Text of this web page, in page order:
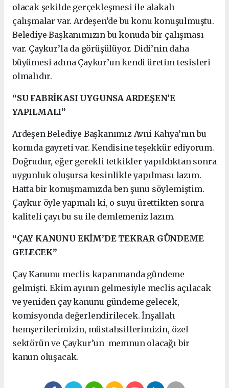
olacak şekilde gerçekleşmesi ile alakalı
çalışmalar var. Ardeşen’de bu konu konuşulmuştu.
Belediye Başkanımızın bu konuda bir çalışması
var. Çaykur’la da görüşülüyor. Didi’nin daha
büyümesi adına Çaykur’un kendi üretim tesisleri
olmalıdır.
“SU FABRİKASI UYGUNSA ARDEŞEN’E
YAPILMALI”
Ardeşen Belediye Başkanımız Avni Kahya’nın bu
konuda gayreti var. Kendisine teşekkür ediyorum.
Doğrudur, eğer gerekli tetkikler yapıldıktan sonra
uygunluk oluşursa kesinlikle yapılması lazım.
Hatta bir konuşmamızda ben şunu söylemiştim.
Çaykur öyle yapmalı ki, o suyu ürettikten sonra
kaliteli çayı bu su ile demlemeniz lazım.
“ÇAY KANUNU EKİM’DE TEKRAR GÜNDEME
GELECEK”
Çay Kanunu meclis kapanmanda gündeme
gelmişti. Ekim ayının gelmesiyle meclis açılacak
ve yeniden çay kanunu gündeme gelecek,
komisyonda değerlendirilecek. İnşallah
hemşerilerimizin, müstahsillerimizin, özel
sektörün ve Çaykur’un memnun olacağı bir
kanun oluşacak.